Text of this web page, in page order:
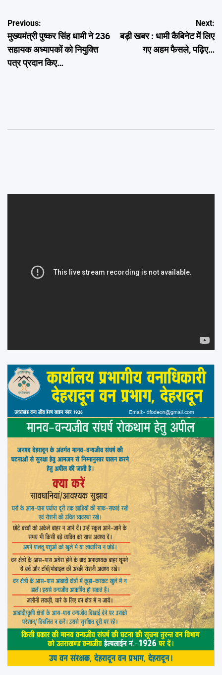
Post
navigation
Previous:
मुख्यमंत्री पुष्कर सिंह धामी ने 236
सहायक अध्यापकों को नियुक्ति
पत्र प्रदान किए…
Next:
बड़ी खबर : धामी कैबिनेट में लिए
गए अहम फैसले, पढ़िए…